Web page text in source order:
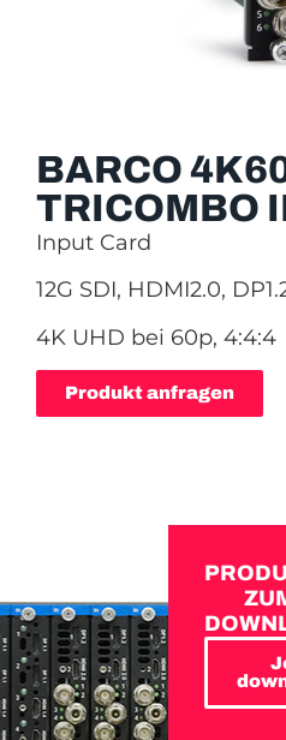
BARCO
TRICOMBO
Input Card
12G SDI, HDMI2.0,
4K UHD bei 60p, 4:4:4
Produkt anfragen